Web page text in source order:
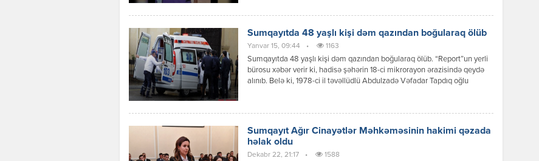
üzrə ll kurs tələbəsi idi. Faktla bağlı araşdırma […]
Sumqayıtda 48 yaşlı kişi dəm qazından boğularaq ölüb
Yanvar 15, 09:44 • 1163
Sumqayıtda 48 yaşlı kişi dəm qazından boğularaq ölüb. “Report”un yerli
bürosu xəbər verir ki, hadisə şəhərin 18-ci mikrorayon ərazisində qeydə
alınıb. Belə ki, 1978-ci il təvəllüdlü Abdulzadə Vəfadar Tapdıq oğlu
cəlb olunub. Faktla bağlı araşdırma aparılır.
Sumqayıt Ağır Cinayətlər Məhkəməsinin hakimi qəzada
həlak oldu
Dekabr 22, 21:17 • 1588